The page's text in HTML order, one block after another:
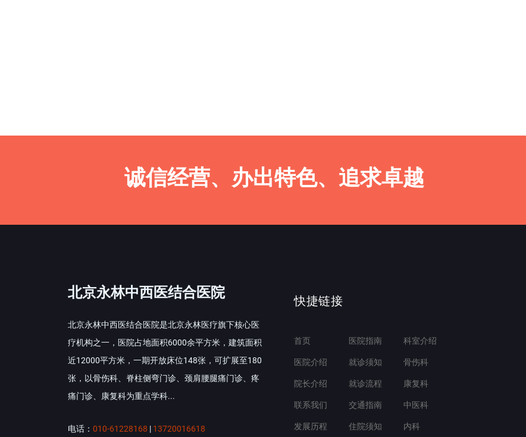
诚信经营、办出特色、追求卓越
北京永林中西医结合医院
北京永林中西医结合医院是北京永林医疗旗下核心医
疗机构之一，医院占地面积6000余平方米，建筑面积
近12000平方米，一期开放床位148张，可扩展至180
张，以骨伤科、脊柱侧弯门诊、颈肩腰腿痛门诊、疼
痛门诊、康复科为重点学科...
电话： 010-61228168 | 13720016618
快捷链接
首页
医院介绍
院长介绍
联系我们
发展历程
医院指南
就诊须知
就诊流程
交通指南
住院须知
科室介绍
骨伤科
康复科
中医科
内科